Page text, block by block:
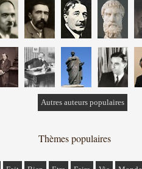
Autres auteurs populaires
Thèmes populaires